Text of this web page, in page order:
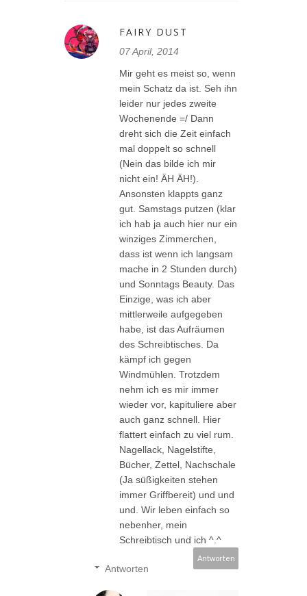
FAIRY DUST
07 April, 2014
Mir geht es meist so, wenn
mein Schatz da ist. Seh ihn
leider nur jedes zweite
Wochenende =/ Dann
dreht sich die Zeit einfach
mal doppelt so schnell
(Nein das bilde ich mir
nicht ein! ÄH ÄH!).
Ansonsten klappts ganz
gut. Samstags putzen (klar
ich hab ja auch hier nur ein
winziges Zimmerchen,
dass ist wenn ich langsam
mache in 2 Stunden durch)
und Sonntags Beauty. Das
Einzige, was ich aber
mittlerweile aufgegeben
habe, ist das Aufräumen
des Schreibtisches. Da
kämpf ich gegen
Windmühlen. Trotzdem
nehm ich es mir immer
wieder vor, kapituliere aber
auch ganz schnell. Hier
flattert einfach zu viel rum.
Nagellack, Nagelstifte,
Bücher, Zettel, Nachschale
(Ja süßigkeiten stehen
immer Griffbereit) und und
und. Wir leben einfach so
nebenher, mein
Schreibtisch und ich ^.^
Antworten
Antworten